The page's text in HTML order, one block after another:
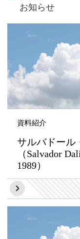
お知らせ
資料紹介
サルバドール
（Salvador
1989）